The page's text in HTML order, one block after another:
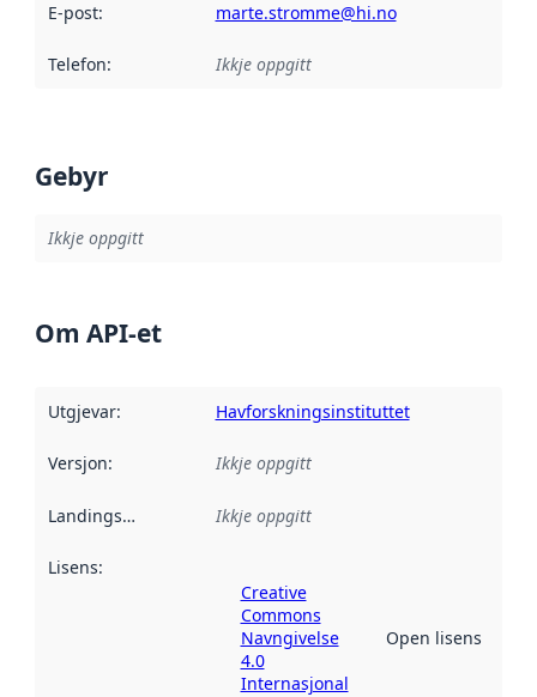
E-post: marte.stromme@hi.no
Telefon: Ikkje oppgitt
Gebyr
Ikkje oppgitt
Om API-et
Utgjevar: Havforskningsinstituttet
Versjon: Ikkje oppgitt
Landingsside Ikkje oppgitt
Lisens:
Creative
Commons
Navngivelse
4.0
Internasjonal
Open lisens